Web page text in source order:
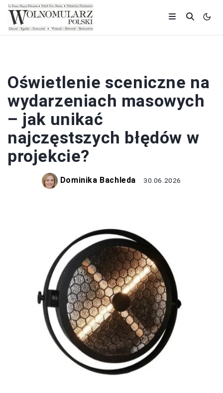
Oświetlenie sceniczne na
wydarzeniach masowych
– jak unikać
najczęstszych błędów w
projekcie?
Dominika Bachleda 30.06.2026